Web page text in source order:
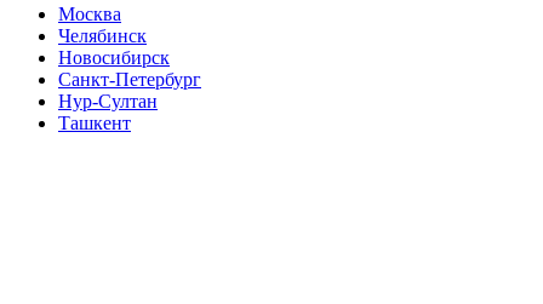
Москва
Челябинск
Новосибирск
Санкт-Петербург
Нур-Султан
Ташкент